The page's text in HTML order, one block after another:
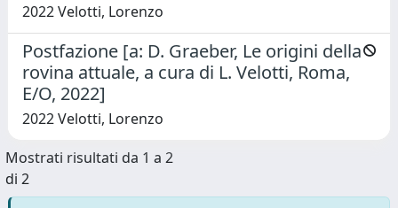
2022 Velotti, Lorenzo
Postfazione [a: D. Graeber, Le origini della
rovina attuale, a cura di L. Velotti, Roma,
E/O, 2022]
2022 Velotti, Lorenzo
Mostrati risultati da 1 a 2
di 2